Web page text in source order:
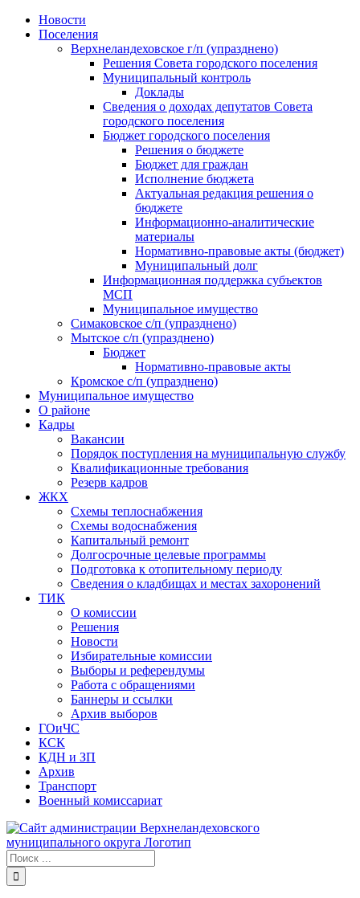
Skip
Новости
Поселения
Верхнеландеховское г/п (упразднено)
Решения Совета городского поселения
Муниципальный контроль
Доклады
Сведения о доходах депутатов Совета
городского поселения
Бюджет городского поселения
Решения о бюджете
Бюджет для граждан
Исполнение бюджета
Актуальная редакция решения о
бюджете
Информационно-аналитические
материалы
Нормативно-правовые акты (бюджет)
Муниципальный долг
Информационная поддержка субъектов
МСП
Муниципальное имущество
Симаковское с/п (упразднено)
Мытское с/п (упразднено)
Бюджет
Нормативно-правовые акты
Кромское с/п (упразднено)
Муниципальное имущество
О районе
Кадры
Вакансии
Порядок поступления на муниципальную службу
Квалификационные требования
Резерв кадров
ЖКХ
Схемы теплоснабжения
Схемы водоснабжения
Капитальный ремонт
Долгосрочные целевые программы
Подготовка к отопительному периоду
Сведения о кладбищах и местах захоронений
ТИК
О комиссии
Решения
Новости
Избирательные комиссии
Выборы и референдумы
Работа с обращениями
Баннеры и ссылки
Архив выборов
ГОиЧС
КСК
КДН и ЗП
Архив
Транспорт
Военный комиссариат
Результат
поиска: